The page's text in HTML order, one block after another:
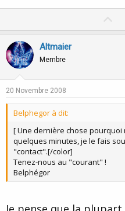
p
Altmaier
Membre
20 Novembre 2008
Belphegor à dit:
[ Une dernière chose
quelques minutes, je le fais
"contact".[/color]
Tenez-nous au "courant" !
Belphégor